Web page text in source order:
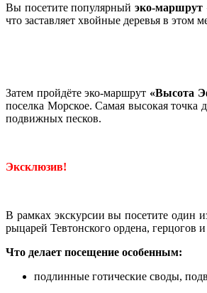
Вы посетите популярныйэко-маршрут
что заставляет хвойные деревья в этом
Затем пройдёте эко-маршрут «Высота
поселка Морское. Самая высокая
подвижных песков.
Эксклюзив!
В рамках экскурсии вы посетите
рыцарей Тевтонского ордена, герцогов
Что делает посещение особенным:
подлинные готические своды,